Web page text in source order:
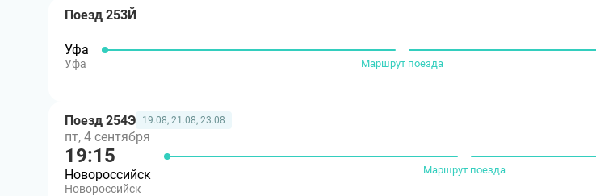
Поезд 253Й
Уфа
Уфа Маршрут поезда
Поезд 254Э 19.08, 21.08, 23.08
пт, 4 сентября
19:15
Новороссийск
Новороссийск
Маршрут поезда